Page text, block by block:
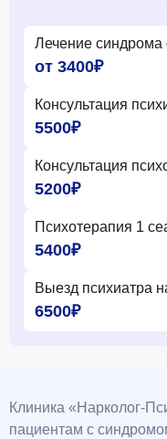
Лечение синдрома
от 3400₽
Консультация
5500₽
Консультация
5200₽
Психотерапия 1
5400₽
Выезд психиатра
6500₽
Клиника «Нарколог-
пациентам с